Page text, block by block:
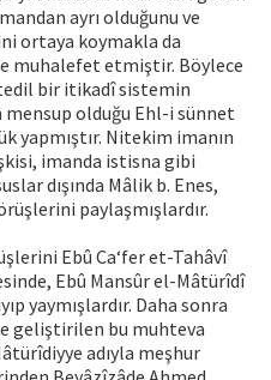
ayrı olduğunu ve
ortaya koymakla da
muhalefet etmiştir. Böylece
bir itikadî sistemin
olduğu Ehl-i sünnet
yapmıştır. Nitekim imanın
imanda istisna gibi
dışında Mâlik b. Enes,
paylaşmışlardır.
Ebû Ca‘fer et-Tahâvî
Ebû Mansûr el-Mâtürîdî
yaymışlardır. Daha sonra
geliştirilen bu muhteva
adıyla meşhur